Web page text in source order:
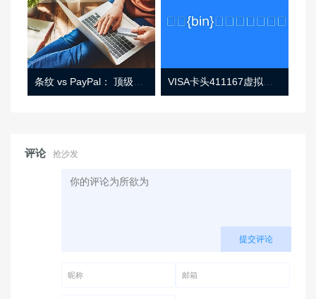
条纹 vs PayPal： 顶级功能， 定价 （和更多！ VISA卡头411167虚拟卡基础信息
评论 抢沙发
提交评论